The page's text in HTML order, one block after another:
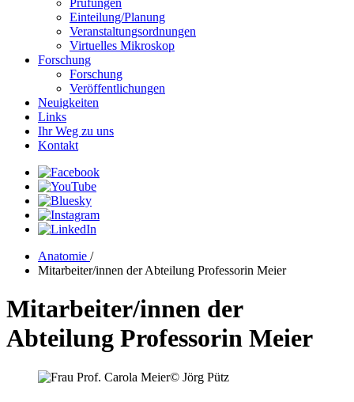
Prüfungen
Einteilung/Planung
Veranstaltungsordnungen
Virtuelles Mikroskop
Forschung
Forschung
Veröffentlichungen
Neuigkeiten
Links
Ihr Weg zu uns
Kontakt
Anatomie /
Mitarbeiter/innen der Abteilung Professorin Meier
Mitarbeiter/innen der
Abteilung Professorin Meier
© Jörg Pütz